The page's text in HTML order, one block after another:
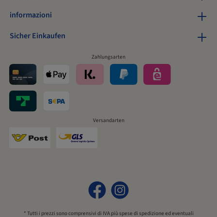
informazioni
Sicher Einkaufen
Zahlungsarten
Versandarten
* Tutti i prezzi sono comprensivi di IVA più spese di spedizione ed eventuali